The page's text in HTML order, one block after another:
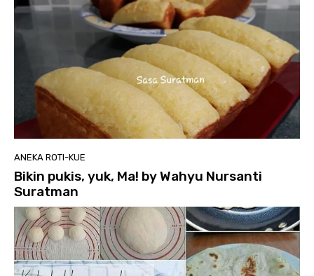
ANEKA ROTI-KUE
Bikin pukis, yuk, Ma! by Wahyu Nursanti
Suratman